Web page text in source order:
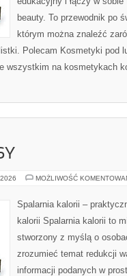
beauty. To przewodnik po
którym można znaleźć
Polecam Kosmetyki pod
wszystkim na kosmetykach
MOŻLIWOŚĆ
Spalarnia kalorii –
kalorii Spalarnia kalorii to
stworzony z myślą o
zrozumieć temat redukcji
informacji podanych w